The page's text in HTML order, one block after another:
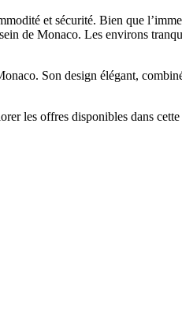
et sécurité. Bien que
de Monaco. Les environs
Son design élégant,
les offres disponibles dans